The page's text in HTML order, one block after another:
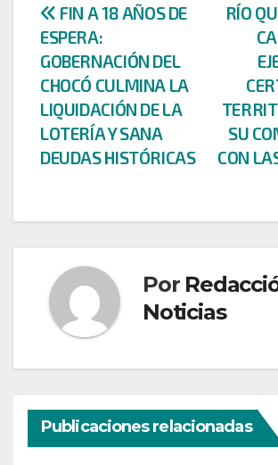
Navegación
de
entradas
RÍO
SU
CON
FIN A 18 AÑOS DE
ESPERA:
GOBERNACIÓN DEL
CHOCÓ CULMINA LA
LIQUIDACIÓN DE LA
LOTERÍA Y SANA
DEUDAS HISTÓRICAS
Por
Noticias
Publicaciones relacionadas